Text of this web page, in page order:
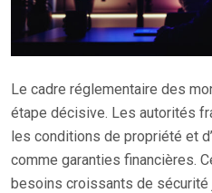
Le cadre réglementaire des
étape décisive. Les autorités
les conditions de propriété et
comme garanties financières.
besoins croissants de sécurité